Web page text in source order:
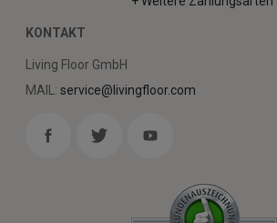
KONTAKT
Living Floor GmbH
MAIL: service@livingfloor.com